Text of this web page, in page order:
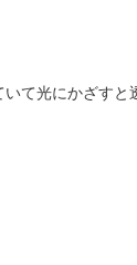
て光にかざす